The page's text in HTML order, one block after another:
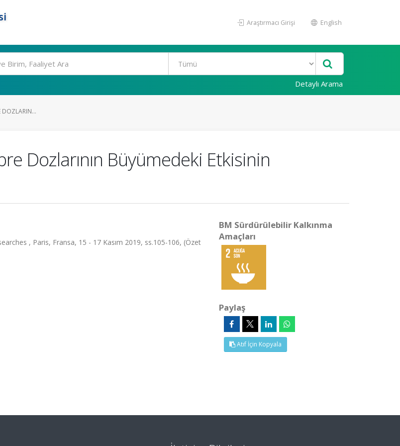
Araştırmacı Girişi English
Detaylı Arama
DOZLARIN...
Dozlarının Büyümedeki Etkisinin
, Paris, Fransa, 15 - 17 Kasım 2019, ss.105-106, (Özet
BM Sürdürülebilir Kalkınma
Amaçları
Paylaş
Atıf İçin Kopyala